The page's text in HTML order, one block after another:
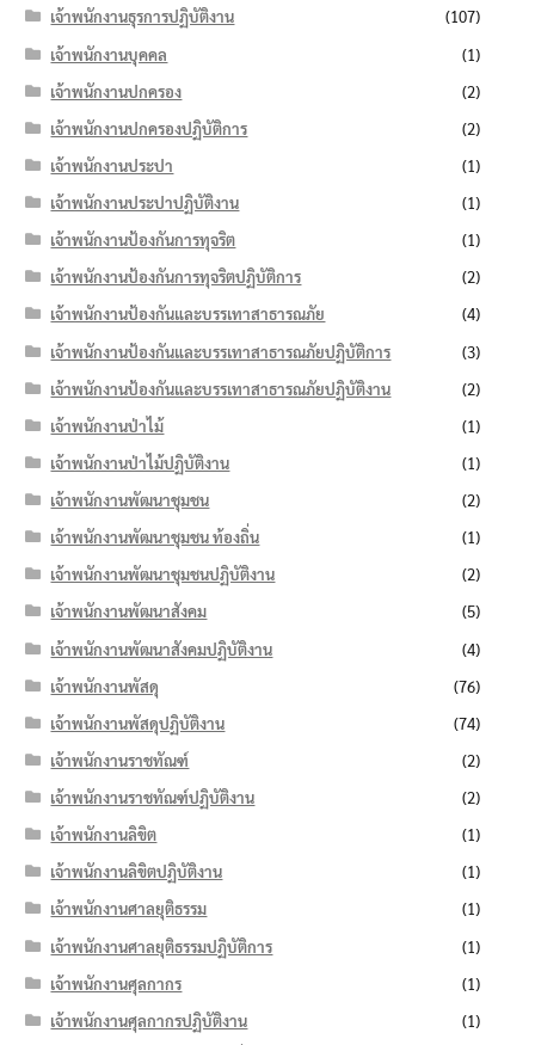
เจ้าพนักงานธุรการปฏิบัติงาน
(107)
เจ้าพนักงานบุคคล
(1)
เจ้าพนักงานปกครอง
(2)
เจ้าพนักงานปกครองปฏิบัติการ
(2)
เจ้าพนักงานประปา
(1)
เจ้าพนักงานประปาปฏิบัติงาน
(1)
เจ้าพนักงานป้องกันการทุจริต
(1)
เจ้าพนักงานป้องกันการทุจริตปฏิบัติการ
(2)
เจ้าพนักงานป้องกันและบรรเทาสาธารณภัย
(4)
เจ้าพนักงานป้องกันและบรรเทาสาธารณภัยปฏิบัติการ
(3)
เจ้าพนักงานป้องกันและบรรเทาสาธารณภัยปฏิบัติงาน
(2)
เจ้าพนักงานป่าไม้
(1)
เจ้าพนักงานป่าไม้ปฏิบัติงาน
(1)
เจ้าพนักงานพัฒนาชุมชน
(2)
เจ้าพนักงานพัฒนาชุมชน ท้องถิ่น
(1)
เจ้าพนักงานพัฒนาชุมชนปฏิบัติงาน
(2)
เจ้าพนักงานพัฒนาสังคม
(5)
เจ้าพนักงานพัฒนาสังคมปฏิบัติงาน
(4)
เจ้าพนักงานพัสดุ
(76)
เจ้าพนักงานพัสดุปฏิบัติงาน
(74)
เจ้าพนักงานราชทัณฑ์
(2)
เจ้าพนักงานราชทัณฑ์ปฏิบัติงาน
(2)
เจ้าพนักงานลิขิต
(1)
เจ้าพนักงานลิขิตปฏิบัติงาน
(1)
เจ้าพนักงานศาลยุติธรรม
(1)
เจ้าพนักงานศาลยุติธรรมปฏิบัติการ
(1)
เจ้าพนักงานศุลกากร
(1)
เจ้าพนักงานศุลกากรปฏิบัติงาน
(1)